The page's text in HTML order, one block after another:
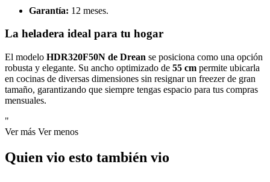
Garantía: 12 meses.
La heladera ideal para tu hogar
El modelo HDR320F50N de Drean se posiciona como una opción
robusta y elegante. Su ancho optimizado de 55 cm permite ubicarla
en cocinas de diversas dimensiones sin resignar un freezer de gran
tamaño, garantizando que siempre tengas espacio para tus compras
mensuales.
"
Ver más Ver menos
Quien vio esto también vio